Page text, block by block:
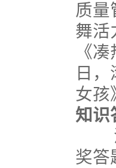
质量
舞活
《
日
女孩
知识
活
奖答